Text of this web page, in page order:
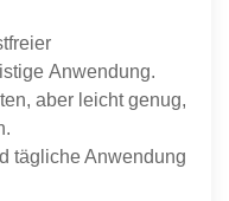
Anwendung.
aber leicht genug,
tägliche Anwendung